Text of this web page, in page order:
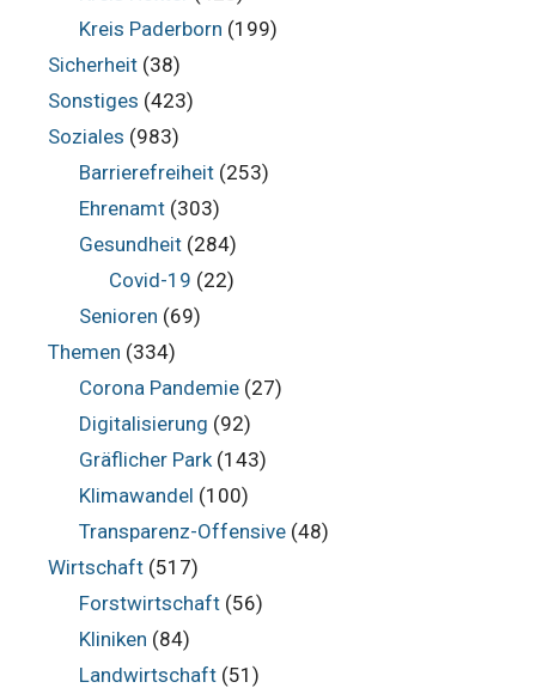
Kreis Paderborn (199)
Sicherheit (38)
Sonstiges (423)
Soziales (983)
Barrierefreiheit(253)
Ehrenamt(303)
Gesundheit(284)
Covid-19 (22)
Senioren (69)
Themen (334)
Corona Pandemie(27)
Digitalisierung (92)
Gräflicher Park(143)
Klimawandel (100)
Transparenz-Offensive(48)
Wirtschaft (517)
Forstwirtschaft(56)
Kliniken (84)
Landwirtschaft(51)